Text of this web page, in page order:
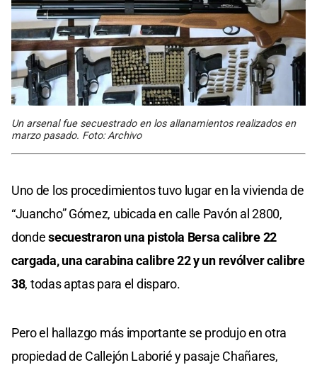
Un arsenal fue secuestrado en los allanamientos realizados en
marzo pasado. Foto: Archivo
Uno de los procedimientos tuvo lugar en la vivienda de
“Juancho” Gómez, ubicada en calle Pavón al 2800,
dondesecuestraron una pistola Bersa calibre 22
cargada, una carabina calibre 22 y un revólver calibre
38, todas aptas para el disparo.
Pero el hallazgo más importante se produjo en otra
propiedad de Callejón Laborié y pasaje Chañares,